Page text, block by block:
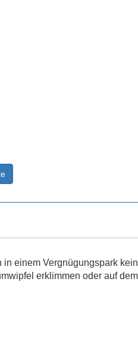
in einem Vergnügungspark
erklimmen oder auf